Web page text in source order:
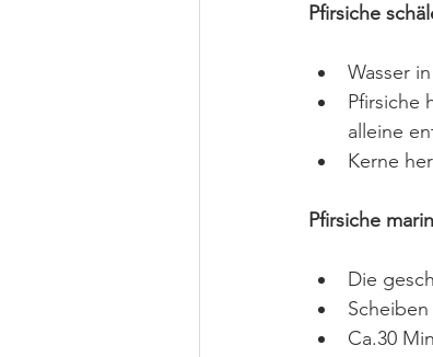
Pfirsiche
Wasser
Pfirsiche
alleine
Kerne
Pfirsiche
Die
Ca.30